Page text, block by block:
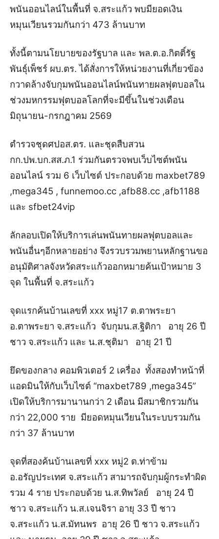
พนันออนไลน์ในพื้นที่ จ.สระแก้ว พบมียอดเงิน
หมุนเวียนรวมกันกว่า 473 ล้านบาท
ทั้งนี้ตามนโยบายของรัฐบาล และ พล.ต.อ.กิตติ์รัฐ
พันธุ์เพ็ชร์ ผบ.ตร. ได้สั่งการให้หน่วยงานที่เกี่ยวข้อง
กวาดล้างจับกุมพนันออนไลน์พนันทายผลฟุตบอลใน
ช่วงมหกรรมฟุตบอลโลกที่จะมีขึ้นในช่วงเดือน
มิถุนายน-กรกฎาคม 2569
ตำรวจชุดศปอส.ตร. และชุดสืบสวน
กก.ปพ.บก.สส.ภ.1 ร่วมกันตรวจพบเว็บไซต์พนัน
ออนไลน์ รวม 6 เว็บไซต์ ประกอบด้วย maxbet789
,mega345 , funnemoo.cc ,afb88.cc ,afb1188
และ sfbet24vip
ลักลอบเปิดให้บริการเล่นพนันทายผลฟุตบอลและ
พนันอื่นๆอีกหลายอย่าง จึงรวบรวมพยานหลักฐานขอ
อนุมัติศาลจังหวัดสระแก้วออกหมายค้นเป้าหมาย 3
จุด ในพื้นที่ จ.สระแก้ว
จุดแรกค้นบ้านเลขที่ xxx หมู่17 ต.ตาพระยา
อ.ตาพระยา จ.สระแก้ว จับกุมน.ส.ฐิติกา อายุ 26 ปี
ชาว จ.สระแก้ว และ น.ส.ชุติมา อายุ 21 ปี
ยึดของกลาง คอมพิวเตอร์ 2 เครื่อง ทั้งสองทำหน้าที่
แอดมินให้กับเว็บไซต์ “maxbet789 ,mega345”
เปิดให้บริการมานานกว่า 2 เดือน มีสมาชิกรวมกัน
กว่า 22,000 ราย มียอดหมุนเวียนในระบบรวมกัน
กว่า 37 ล้านบาท
จุดที่สองค้นบ้านเลขที่ xxx หมู่2 ต.ท่าข้าม
อ.อรัญประเทศ จ.สระแก้ว สามารถจับกุมผู้กระทำผิด
รวม 4 ราย ประกอบด้วย น.ส.ทิพวัลย์ อายุ 24 ปี
ชาว จ.สระแก้ว น.ส.เจนจิรา อายุ 33 ปี ชาว
จ.สระแก้ว น.ส.มัทนพร อายุ 26 ปี ชาว จ.สระแก้ว